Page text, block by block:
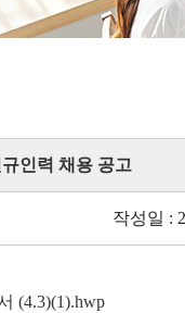
인력 채용 공고
작성일 :
(4.3)(1).hwp